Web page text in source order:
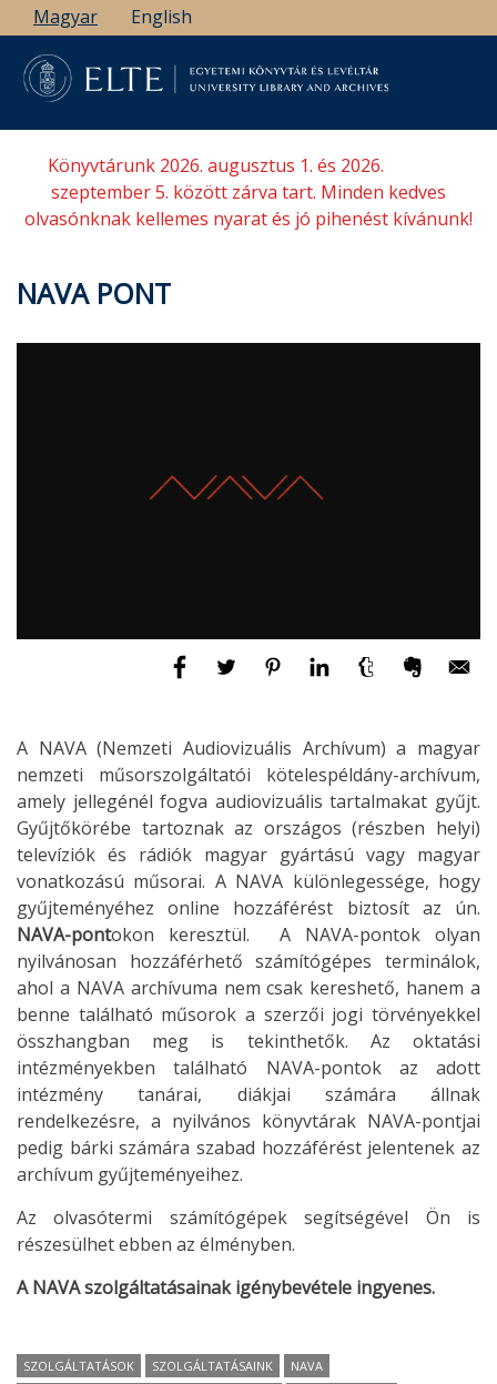
Ugrás
a
tartalomra
Magyar English
Könyvtárunk 2026. augusztus 1. és 2026.
szeptember 5. között zárva tart. Minden kedves
olvasónknak kellemes nyarat és jó pihenést kívánunk!
NAVA PONT
A NAVA (Nemzeti Audiovizuális Archívum) a magyar
nemzeti műsorszolgáltatói kötelespéldány-archívum,
amely jellegénél fogva audiovizuális tartalmakat gyűjt.
Gyűjtőkörébe tartoznak az országos (részben helyi)
televíziók és rádiók magyar gyártású vagy magyar
vonatkozású műsorai. A NAVA különlegessége, hogy
gyűjteményéhez online hozzáférést biztosít az ún.
NAVA-pontokon keresztül. A NAVA-pontok olyan
nyilvánosan hozzáférhető számítógépes terminálok,
ahol a NAVA archívuma nem csak kereshető, hanem a
benne található műsorok a szerzői jogi törvényekkel
összhangban meg is tekinthetők. Az oktatási
intézményekben található NAVA-pontok az adott
intézmény tanárai, diákjai számára állnak
rendelkezésre, a nyilvános könyvtárak NAVA-pontjai
pedig bárki számára szabad hozzáférést jelentenek az
archívum gyűjteményeihez.
Az olvasótermi számítógépek segítségével Ön is
részesülhet ebben az élményben.
A NAVA szolgáltatásainak igénybevétele ingyenes.
SZOLGÁLTATÁSOK SZOLGÁLTATÁSAINK
NAVA